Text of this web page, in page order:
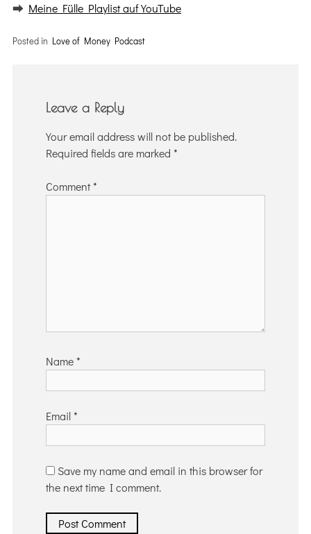
⮕ Meine Fülle Playlist auf YouTube
Posted in Love of Money Podcast
Leave a Reply
Your email address will not be published.
Required fields are marked *
Comment*
Name*
Email*
Save my name and email in this browser for
the next time I comment.